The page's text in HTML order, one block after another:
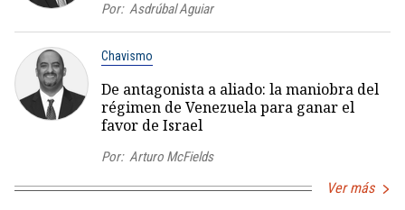
Por: Asdrúbal Aguiar
Chavismo
De antagonista a aliado: la maniobra del
régimen de Venezuela para ganar el
favor de Israel
Por: Arturo McFields
Ver más